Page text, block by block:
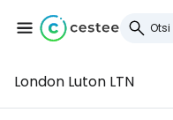
London Luton LTN
Logi